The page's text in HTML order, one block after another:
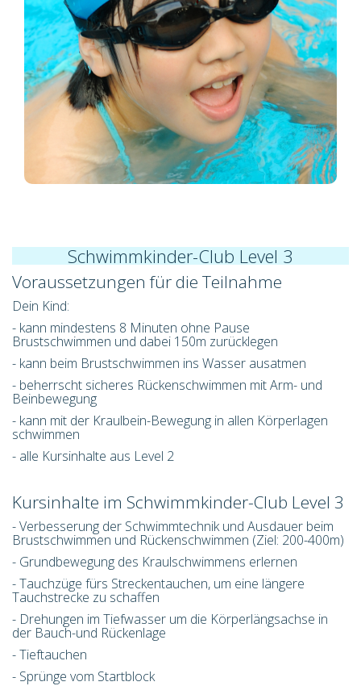
Schwimmkinder-Club Level 3
Voraussetzungen für die Teilnahme
Dein Kind:
- kann mindestens 8 Minuten ohne Pause
Brustschwimmen und dabei 150m zurücklegen
- kann beim Brustschwimmen ins Wasser ausatmen
- beherrscht sicheres Rückenschwimmen mit Arm- und
Beinbewegung
- kann mit der Kraulbein-Bewegung in allen Körperlagen
schwimmen
- alle Kursinhalte aus Level 2
Kursinhalte im Schwimmkinder-Club Level 3
- Verbesserung der Schwimmtechnik und Ausdauer beim
Brustschwimmen und Rückenschwimmen (Ziel: 200-400m)
- Grundbewegung des Kraulschwimmens erlernen
- Tauchzüge fürs Streckentauchen, um eine längere
Tauchstrecke zu schaffen
- Drehungen im Tiefwasser um die Körperlängsachse in
der Bauch-und Rückenlage
- Tieftauchen
- Sprünge vom Startblock